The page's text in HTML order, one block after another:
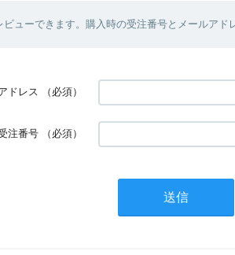
ューできます。購入時の受注番号とメールアド
ドレス （必須）
注番号 （必須）